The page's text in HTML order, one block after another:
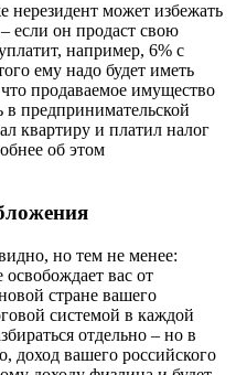
нерезидент может избежать
если он продаст свою
например, 6% с
ему надо будет иметь
продаваемое имущество
в предпринимательской
квартиру и платил налог
об этом
но тем не менее:
вас от
стране вашего
системой в каждой
отдельно – но в
доход вашего российского